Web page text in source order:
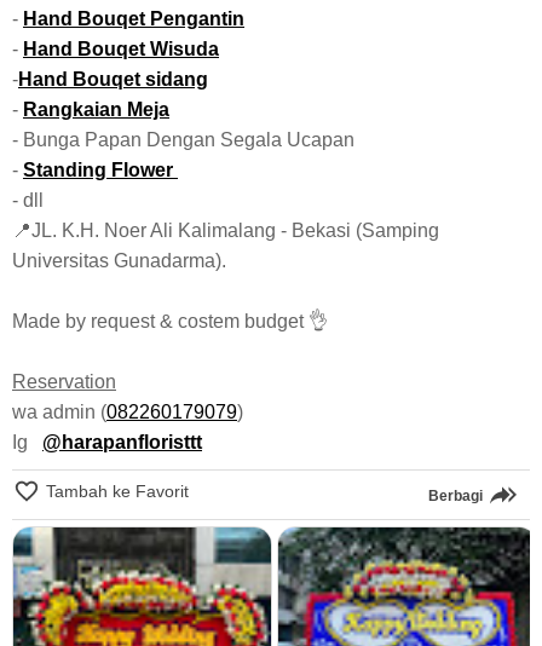
- Hand Bouqet Pengantin
- Hand Bouqet Wisuda
-Hand Bouqet sidang
- Rangkaian Meja
- Bunga Papan Dengan Segala Ucapan
- Standing Flower
- dll
📍JL. K.H. Noer Ali Kalimalang - Bekasi (Samping
Universitas Gunadarma).
Made by request & costem budget 👌
Reservation
wa admin (082260179079)
Ig @harapanfloristtt
Tambah ke Favorit Berbagi